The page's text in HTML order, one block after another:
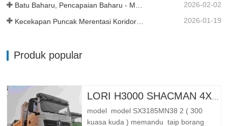
Batu Baharu, Pencapaian Baharu - Momentum Berterusan 2026-02-02
2026-01-19
Produk popular
model model SX3185MN38 2 ( 300
kuasa kuda ) memandu taip borang